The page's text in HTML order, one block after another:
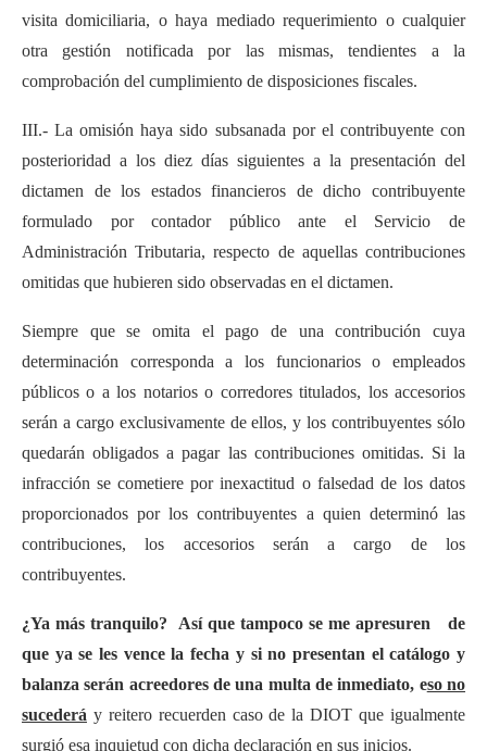
visita domiciliaria, o haya mediado requerimiento o cualquier
otra gestión notificada por las mismas, tendientes a la
comprobación del cumplimiento de disposiciones fiscales.
III.- La omisión haya sido subsanada por el contribuyente con
posterioridad a los diez días siguientes a la presentación del
dictamen de los estados financieros de dicho contribuyente
formulado por contador público ante el Servicio de
Administración Tributaria, respecto de aquellas contribuciones
omitidas que hubieren sido observadas en el dictamen.
Siempre que se omita el pago de una contribución cuya
determinación corresponda a los funcionarios o empleados
públicos o a los notarios o corredores titulados, los accesorios
serán a cargo exclusivamente de ellos, y los contribuyentes sólo
quedarán obligados a pagar las contribuciones omitidas. Si la
infracción se cometiere por inexactitud o falsedad de los datos
proporcionados por los contribuyentes a quien determinó las
contribuciones, los accesorios serán a cargo de los
contribuyentes.
¿Ya más tranquilo? Así que tampoco se me apresuren de
que ya se les vence la fecha y si no presentan el catálogo y
balanza serán acreedores de una multa de inmediato, eso no
sucederá y reitero recuerden caso de la DIOT que igualmente
surgió esa inquietud con dicha declaración en sus inicios.